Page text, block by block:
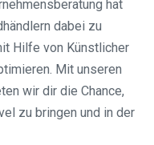
hat
dabei zu
Hilfe von Künstlicher
Mit unseren
wir dir die Chance,
zu bringen und in der